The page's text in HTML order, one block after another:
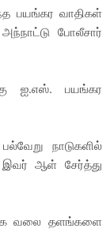
பயங்கர வாதிகள்
போலீசார்
ஐ.எஸ். பயங்கர
நாடுகளில்
இவர் ஆள் சேர்த்து
வலை தளங்களை